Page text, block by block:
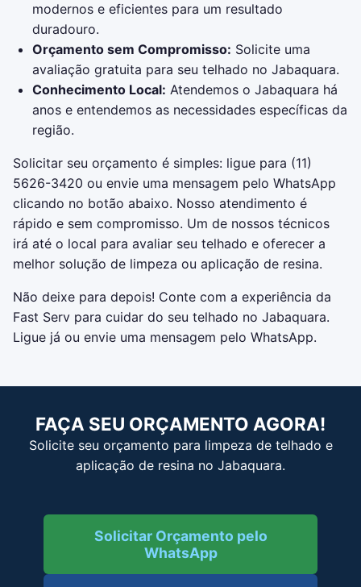
modernos e eficientes para um resultado
duradouro.
Orçamento sem Compromisso: Solicite uma
avaliação gratuita para seu telhado no Jabaquara.
Conhecimento Local: Atendemos o Jabaquara há
anos e entendemos as necessidades específicas da
região.
Solicitar seu orçamento é simples: ligue para (11)
5626-3420 ou envie uma mensagem pelo WhatsApp
clicando no botão abaixo. Nosso atendimento é
rápido e sem compromisso. Um de nossos técnicos
irá até o local para avaliar seu telhado e oferecer a
melhor solução de limpeza ou aplicação de resina.
Não deixe para depois! Conte com a experiência da
Fast Serv para cuidar do seu telhado no Jabaquara.
Ligue já ou envie uma mensagem pelo WhatsApp.
FAÇA SEU ORÇAMENTO AGORA!
Solicite seu orçamento para limpeza de telhado e
aplicação de resina no Jabaquara.
Solicitar Orçamento pelo
WhatsApp